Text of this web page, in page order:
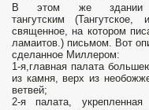
В этом же здании
тангутским
священное, на котором
ламaитов.) письмом. Вот
сделанное Миллером:
1-я,главная палата
из камня, верх из
ветвей;
2-я палата,